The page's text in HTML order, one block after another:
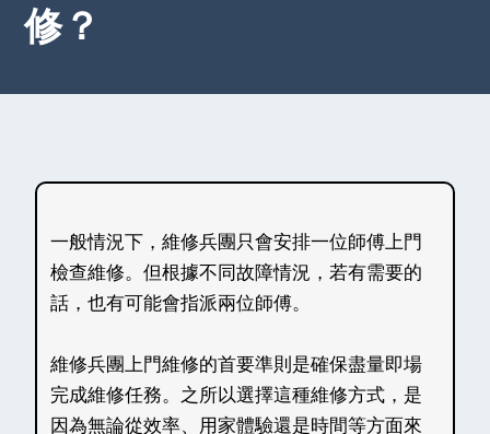
修？
一般情況下，維修兵團只會安排一位師傅上門
檢查維修。但根據不同故障情況，若有需要的
話，也有可能會指派兩位師傅。
維修兵團上門維修的首要準則是確保盡量即場
完成維修任務。之所以選擇這種維修方式，是
因為無論從效率、用家體驗還是時間等方面來